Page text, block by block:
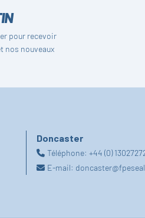
pour recevoir
nos nouveaux
Doncaster
Téléphone: +44 (0)
E-mail: